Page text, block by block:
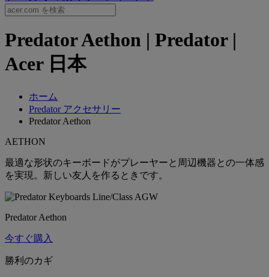
Predator Aethon | Predator |
Acer 日本
ホーム
Predator アクセサリー
Predator Aethon
AETHON
最適な形状のキーボードがプレーヤーと周辺機器との一体感
を実現。新しい友人を作るときです。
Predator Aethon
今すぐ購入
勝利のカギ